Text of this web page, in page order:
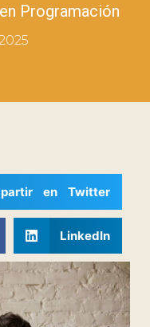
Programación
en Twitter
LinkedIn